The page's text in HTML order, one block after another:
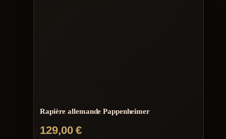
Rapière allemande Pappenheimer
129,00€